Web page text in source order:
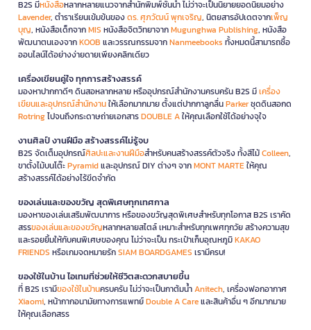
B2S มีหนังสือหลากหลายแนวจากสำนักพิมพ์ชั้นนำ ไม่ว่าจะเป็นนิยายยอดนิยมอย่าง
Lavender, ตำราเรียนเข้มข้นของดร. ศุภวัฒน์ พุกเจริญ, นิตยสารอัปเดตจากเพ็ญ
บุญ, หนังสือเด็กจากMIS หนังสือจิตวิทยาจากMugunghwa Publishing, หนังสือ
พัฒนาตนเองจากKOOB และวรรณกรรมจากNanmeebooks ทั้งหมดนี้สามารถซื้อ
ออนไลน์ได้อย่างง่ายดายเพียงคลิกเดียว
เครื่องเขียนคู่ใจ ทุกการสร้างสรรค์
มองหาปากกาดีๆ ดินสอหลากหลาย หรืออุปกรณ์สำนักงานครบครัน B2S มีเครื่อง
เขียนและอุปกรณ์สำนักงานให้เลือกมากมาย ตั้งแต่ปากกาลูกลื่นParkerชุดดินสอกด
Rotringไปจนถึงกระดาษถ่ายเอกสารDOUBLE Aให้คุณเลือกใช้ได้อย่างจุใจ
งานศิลป์ งานฝีมือ สร้างสรรค์ไม่รู้จบ
B2S จัดเต็มอุปกรณ์ศิลปะและงานฝีมือสำหรับคนสร้างสรรค์ตัวจริง ทั้งสีไม้Colleen,
ขาตั้งไม้บนโต๊ะPyramidและอุปกรณ์ DIY ต่างๆ จากMONT MARTEให้คุณ
สร้างสรรค์ได้อย่างไร้ขีดจำกัด
ของเล่นและของขวัญ สุดพิเศษทุกเทศกาล
มองหาของเล่นเสริมพัฒนาการ หรือของขวัญสุดพิเศษสำหรับทุกโอกาส B2S เราคัด
สรรของเล่นและของขวัญหลากหลายสไตล์ เหมาะสำหรับทุกเพศทุกวัย สร้างความสุข
และรอยยิ้มให้กับคนพิเศษของคุณ ไม่ว่าจะเป็น กระเป๋าเก็บอุณหภูมิKAKAO
FRIENDS หรือเกมจดหมายรักSIAM BOARDGAMES เรามีครบ!
ของใช้ในบ้าน ไอเทมที่ช่วยให้ชีวิตสะดวกสบายขึ้น
ที่ B2S เรามีของใช้ในบ้านครบครัน ไม่ว่าจะเป็นกาต้มน้ำAnitech, เครื่องฟอกอากาศ
Xiaomi, หน้ากากอนามัยทางการแพทย์Double A Careและสินค้าอื่น ๆ อีกมากมาย
ให้คุณเลือกสรร